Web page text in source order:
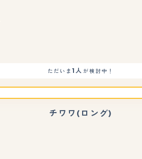
ただいま1人 が検討中！
チワワ(ロング)